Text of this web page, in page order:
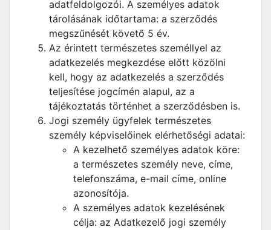
adatfeldolgozói. A személyes adatok
tárolásának időtartama: a szerződés
megszűnését követő 5 év.
Az érintett természetes személlyel az
adatkezelés megkezdése előtt közölni
kell, hogy az adatkezelés a szerződés
teljesítése jogcímén alapul, az a
tájékoztatás történhet a szerződésben is.
Jogi személy ügyfelek természetes
személy képviselőinek elérhetőségi adatai:
A kezelhető személyes adatok köre:
a természetes személy neve, címe,
telefonszáma, e-mail címe, online
azonosítója.
A személyes adatok kezelésének
célja: az Adatkezelő jogi személy